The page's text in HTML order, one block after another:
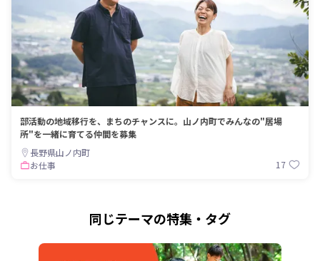
部活動の地域移行を、まちのチャンスに。山ノ内町でみんなの"居場
所"を一緒に育てる仲間を募集
長野県山ノ内町
お仕事
17
同じテーマの特集・タグ